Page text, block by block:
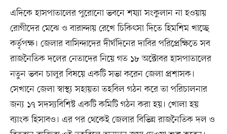
এদিকে হাসপাতালের পুরোনো ভবনে শয্যা সংকুলান না হওয়ায়
রোগীদের মেঝে ও বারান্দায় রেখে চিকিৎসা দিতে হিমশিম খাচ্ছে
কর্তৃপক্ষ। জেলার বাসিন্দাদের দীর্ঘদিনের দাবির পরিপ্রেক্ষিতে সব
রাজনৈতিক দলের নেতাদের নিয়ে গত ১৮ অক্টোবর হাসপাতালের
নতুন ভবন চালুর বিষয়ে একটি সভা করেন জেলা প্রশাসক।
সেখানে জেলা স্বাস্থ্য সহায়তা তহবিল গঠন করে তা পরিচালনার
জন্য ১৭ সদস্যবিশিষ্ট একটি কমিটি গঠন করা হয়। খোলা হয়
ব্যাংক হিসাবও। এর পর থেকেই জেলার বিভিন্ন রাজনৈতিক দল ও